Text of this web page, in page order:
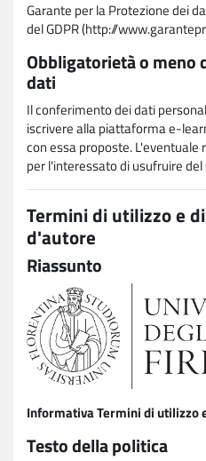
Garante per la Protezione dei
del GDPR (http://
Obbligatorietà o meno
dati
Il conferimento dei dati
iscrivere alla piattaforma e-
con essa proposte.
per l'interessato di usufruire del
Termini di utilizzo e
d'autore
Riassunto
Informativa Termini di utilizzo
Testo della politica